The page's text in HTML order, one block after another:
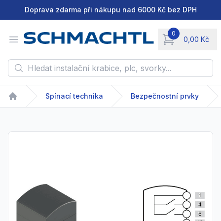
Doprava zdarma při nákupu nad 6000 Kč bez DPH
Open menu
0
0,00 Kč
items in cart,
Hledat instalační krabice, plc, svorky...
Home
Spínací technika Bezpečnostní prvky